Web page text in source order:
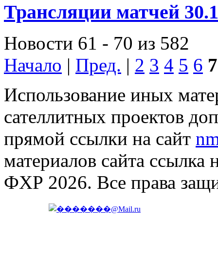
Трансляции матчей
Новости 61 - 70 из 582
Начало | Пред. | 2 3 4 5 6 7
Использование иных
сателлитных проектов
прямой ссылки на сайт
материалов сайта ссылка
ФХР 2026. Все права